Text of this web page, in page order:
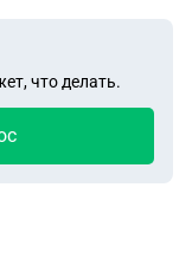
что делать.